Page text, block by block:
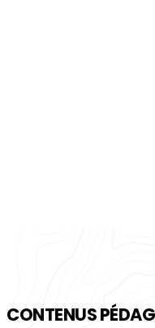
CONTENUS